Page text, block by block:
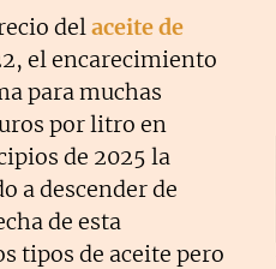
delaceite de
el encarecimiento
para muchas
por litro en
de 2025 la
a descender de
de esta
tipos de aceite pero